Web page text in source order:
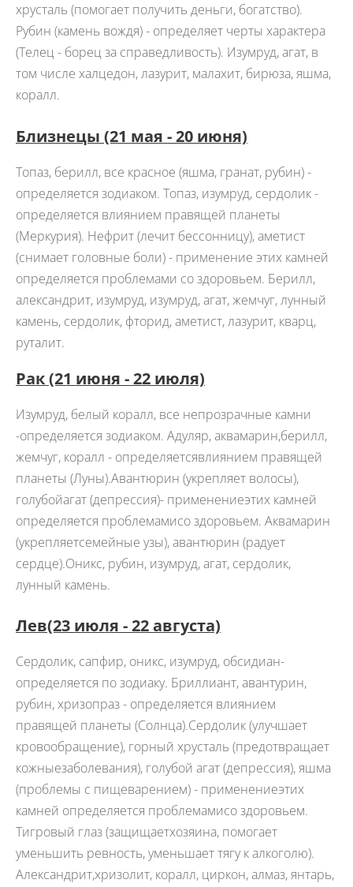
хрусталь (помогает получить деньги, богатство).
Рубин (камень вождя) - определяет черты характера
(Телец - борец за справедливость). Изумруд, агат, в
том числе халцедон, лазурит, малахит, бирюза, яшма,
коралл.
Близнецы (21 мая - 20 июня)
Топаз, берилл, все красное (яшма, гранат, рубин) -
определяется зодиаком. Топаз, изумруд, сердолик -
определяется влиянием правящей планеты
(Меркурия). Нефрит (лечит бессонницу), аметист
(снимает головные боли) - применение этих камней
определяется проблемами со здоровьем. Берилл,
александрит, изумруд, изумруд, агат, жемчуг, лунный
камень, сердолик, фторид, аметист, лазурит, кварц,
руталит.
Рак(21 июня - 22 июля)
Изумруд, белый коралл, все непрозрачные камни
-определяется зодиаком. Адуляр, аквамарин,берилл,
жемчуг, коралл - определяетсявлиянием правящей
планеты (Луны).Авантюрин (укрепляет волосы),
голубойагат (депрессия)- применениеэтих камней
определяется проблемамисо здоровьем. Аквамарин
(укрепляетсемейные узы), авантюрин (радует
сердце).Оникс, рубин, изумруд, агат, сердолик,
лунный камень.
Лев(23 июля - 22 августа)
Сердолик, сапфир, оникс, изумруд, обсидиан-
определяется по зодиаку. Бриллиант, авантурин,
рубин, хризопраз - определяется влиянием
правящей планеты (Солнца).Сердолик (улучшает
кровообращение), горный хрусталь (предотвращает
кожныезаболевания), голубой агат (депрессия), яшма
(проблемы с пищеварением) - применениеэтих
камней определяется проблемамисо здоровьем.
Тигровый глаз (защищаетхозяина, помогает
уменьшить ревность, уменьшает тягу к алкоголю).
Александрит,хризолит, коралл, циркон, алмаз, янтарь,